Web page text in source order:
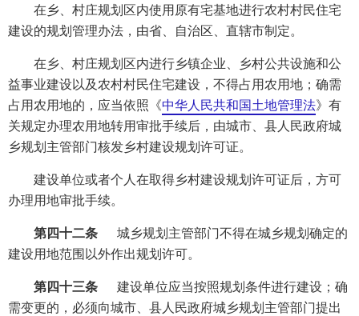
在乡、村庄规划区内使用原有宅基地进行农村村民住宅
建设的规划管理办法，由省、自治区、直辖市制定。
在乡、村庄规划区内进行乡镇企业、乡村公共设施和公
益事业建设以及农村村民住宅建设，不得占用农用地；确需
占用农用地的，应当依照《中华人民共和国土地管理法》有
关规定办理农用地转用审批手续后，由城市、县人民政府城
乡规划主管部门核发乡村建设规划许可证。
建设单位或者个人在取得乡村建设规划许可证后，方可
办理用地审批手续。
第四十二条
城乡规划主管部门不得在城乡规划确定的
建设用地范围以外作出规划许可。
第四十三条
建设单位应当按照规划条件进行建设；确
需变更的，必须向城市、县人民政府城乡规划主管部门提出